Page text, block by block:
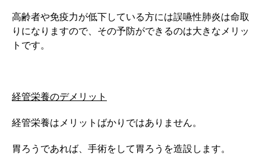
高齢者や免疫力が低下している方には誤嚥性肺炎は命取
りになりますので、その予防ができるのは大きなメリッ
トです。
経管栄養のデメリット
経管栄養はメリットばかりではありません。
胃ろうであれば、手術をして胃ろうを造設します。